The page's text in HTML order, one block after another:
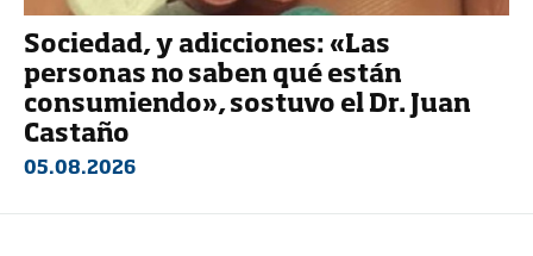
Sociedad, y adicciones: «Las
personas no saben qué están
consumiendo», sostuvo el Dr. Juan
Castaño
05.08.2026